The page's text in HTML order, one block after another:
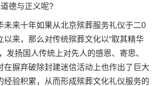
德与正义呢?
来十年如果从北京殡葬服务礼仪于二0
以来，那么对传统殡葬文化以“取其精华
发扬国人传统上对先人的感恩、寄思、
在摒弃破除封建迷信活动上也作出了巨大
经验积累，从而形成殡葬文化礼仪服务的